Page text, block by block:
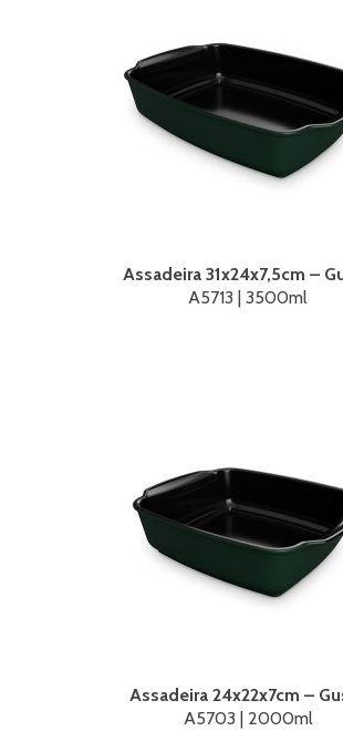
Assadeira 31x24x7,5cm –
A5713 | 3500ml
Assadeira 24x22x7cm –
A5703 | 2000ml